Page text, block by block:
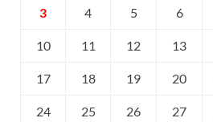
3 4 5 6
10 11 12 13
17 18 19 20
24 25 26 27